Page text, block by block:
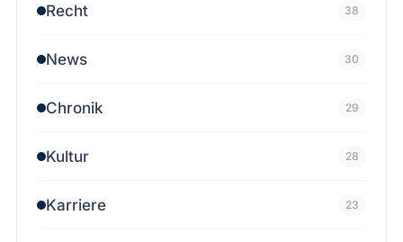
Recht 38
News 30
Chronik 29
Kultur 28
Karriere 23